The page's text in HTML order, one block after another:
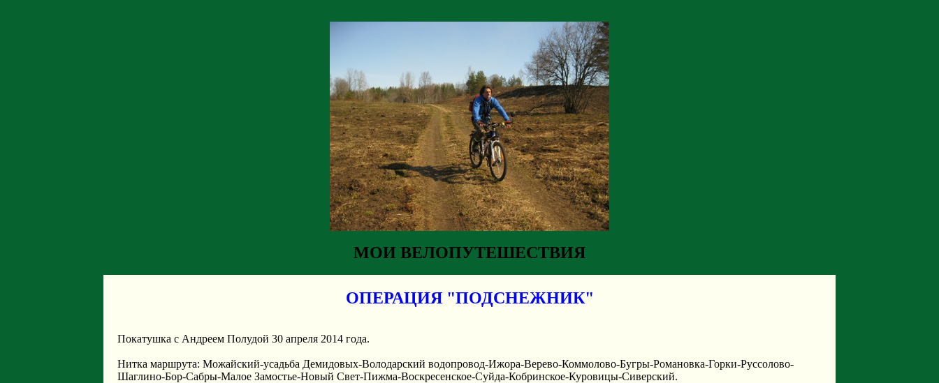
МОИ ВЕЛОПУТЕШЕСТВИЯ
ОПЕРАЦИЯ "ПОДСНЕЖНИК"
Покатушка с Андреем Полудой 30 апреля 2014 года.
Нитка маршрута: Можайский-усадьба Демидовых-Володарский водопровод-Ижора-Верево-Коммолово-Бугры-Романовка-Горки-Руссолово-
Шаглино-Бор-Сабры-Малое Замостье-Новый Свет-Пижма-Воскресенское-Суйда-Кобринское-Куровицы-Сиверский.